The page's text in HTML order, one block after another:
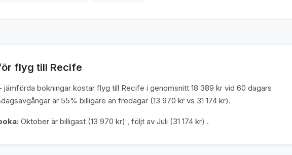
flyg till Recife
jämförda bokningar kostar flyg till Recife i genomsnitt 18 389 kr vid 60 dagars
är 55% billigare än fredagar (13 970 kr vs 31 174 kr).
Oktober är billigast (13 970 kr) , följt av Juli (31 174 kr) .